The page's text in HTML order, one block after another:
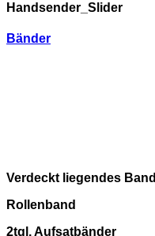
Handsender_Slider
Bänder
Verdeckt liegendes Band
Rollenband
2tgl. Aufsatbänder